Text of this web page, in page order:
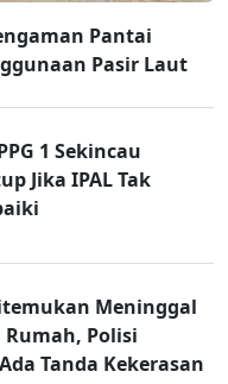
Pantai
Pasir Laut
1 Sekincau
Jika IPAL Tak
Meninggal
Polisi
Tanda Kekerasan